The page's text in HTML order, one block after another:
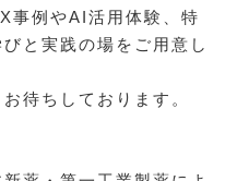
事例やAI活用体験、特
と実践の場をご用意し
待ちしております。